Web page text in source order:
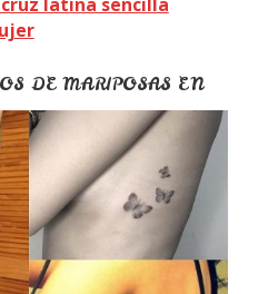
DE MARIPOSAS EN